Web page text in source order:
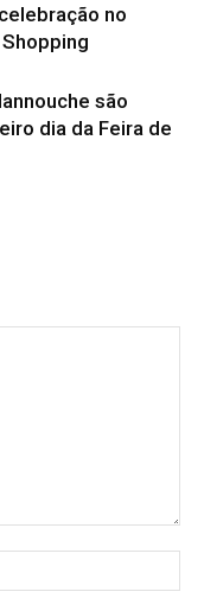
no
são
dia da Feira de